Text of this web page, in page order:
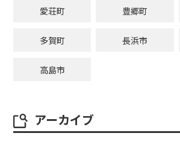
愛荘町 豊郷町
多賀町 長浜市
高島市
アーカイブ